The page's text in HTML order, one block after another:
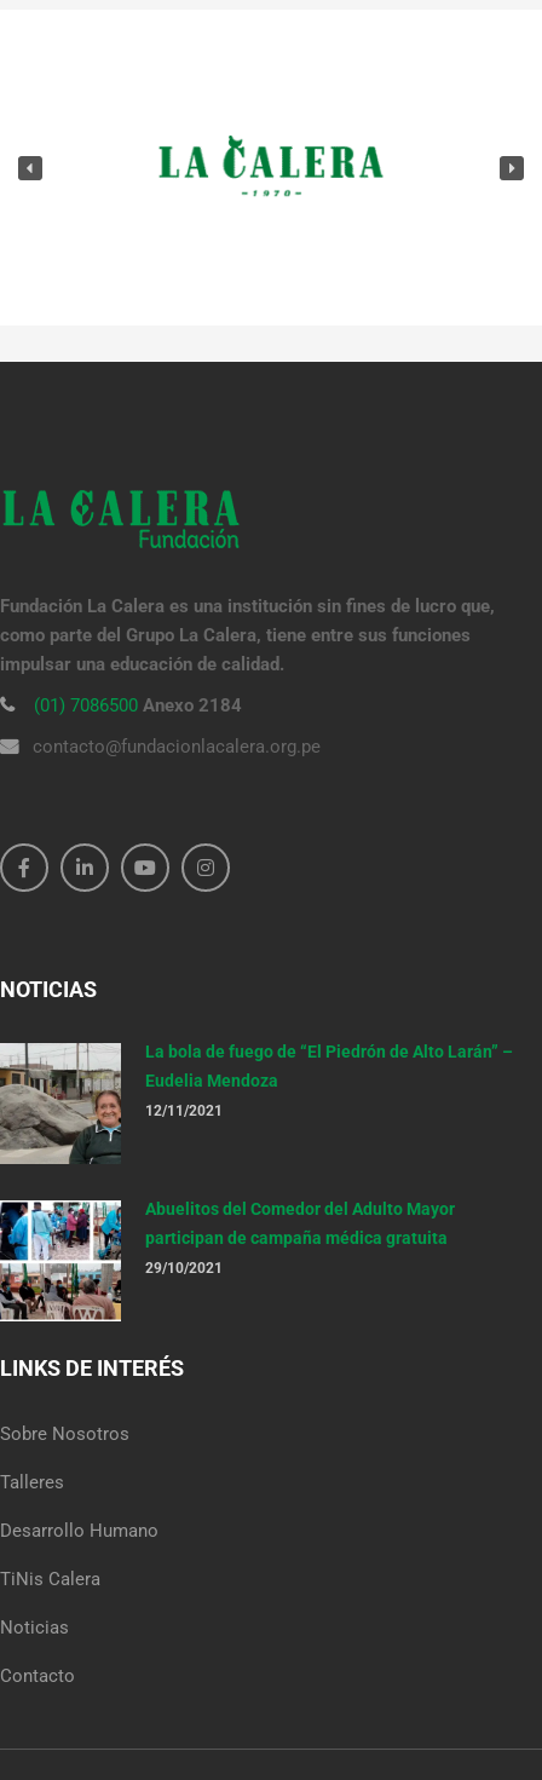
Fundación La Calera es una institución sin fines de lucro que,
como parte del Grupo La Calera, tiene entre sus funciones
impulsar una educación de calidad.
(01) 7086500 Anexo 2184
contacto@fundacionlacalera.org.pe
NOTICIAS
La bola de fuego de “El Piedrón de Alto Larán” –
Eudelia Mendoza
12/11/2021
Abuelitos del Comedor del Adulto Mayor
participan de campaña médica gratuita
29/10/2021
LINKS DE INTERÉS
Sobre Nosotros
Talleres
Desarrollo Humano
TiNis Calera
Noticias
Contacto